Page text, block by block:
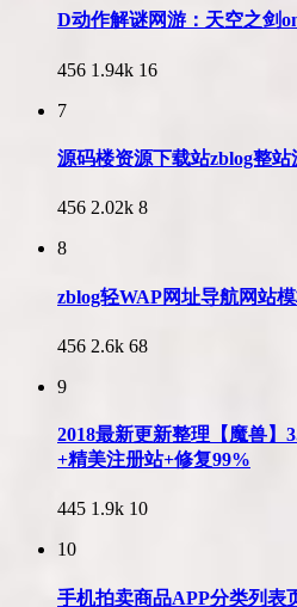
D动作解谜网游：天空之剑
456 1.94k 16
7
源码楼资源下载站zblog整站
456 2.02k 8
8
zblog轻WAP网址导航网站
456 2.6k 68
9
2018最新更新整理【魔兽】
+精美注册站+修复99%
445 1.9k 10
10
手机拍卖商品APP分类列表